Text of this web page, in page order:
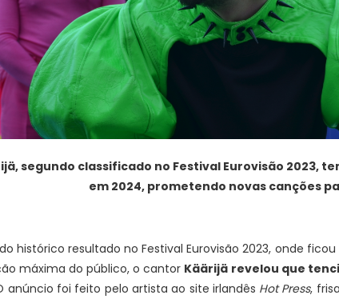
segundo classificado no Festival Eurovisão 2023,
em 2024, prometendo novas canções
histórico resultado no Festival Eurovisão 2023, onde
máxima do público, o cantor Käärijä revelou que
anúncio foi feito pelo artista ao site irlandês Hot Press,